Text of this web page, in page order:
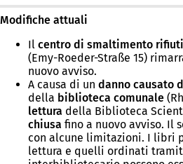
Modifiche attuali
Il centro di smaltimento
(Emy-Roeder-Straße 15)
nuovo avviso.
A causa di un danno causato
della biblioteca comunale
lettura della Biblioteca
chiusa fino a nuovo avviso. Il
con alcune limitazioni. I libri
lettura e quelli ordinati